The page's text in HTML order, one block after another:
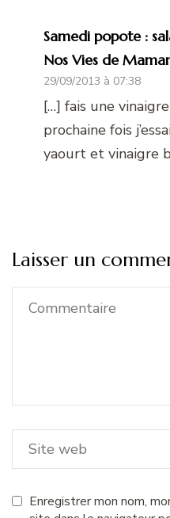
Samedi popote :
Nos Vies de
29/09/2013 à 07:38
[…] fais une
prochaine fois
yaourt et vinaigre
Laisser un
Enregistrer mon nom,